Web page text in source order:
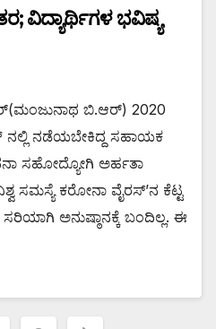
ವಿದ್ಯಾರ್ಥಿಗಳ ಭವಿಷ್ಯ
ಬಿ.ಆರ್) 2020
ನಲ್ಲಿ ನಡೆಯಬೇಕಿದ್ದ ಸಹಾಯಕ
ಸಹೋದ್ಯೋಗಿ ಅರ್ಹತಾ
ಸಮಸ್ಯೆ ಕರೋನಾ ವೈರಸ್’ನ ಕೆಟ್ಟ
ಅನುಷ್ಠಾನಕ್ಕೆ ಬಂದಿಲ್ಲ. ಈ